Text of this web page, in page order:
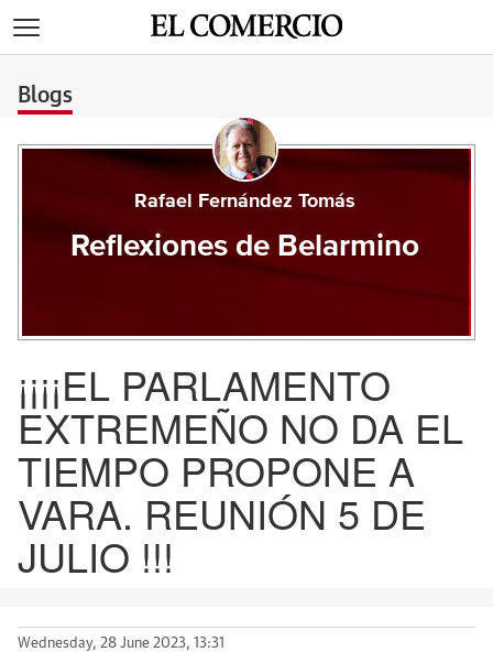
Blogs
Rafael Fernández Tomás
Reflexiones de Belarmino
¡¡¡¡EL PARLAMENTO
EXTREMEÑO NO DA EL
TIEMPO PROPONE A
VARA. REUNIÓN 5 DE
JULIO !!!
Wednesday, 28 June 2023, 13:31